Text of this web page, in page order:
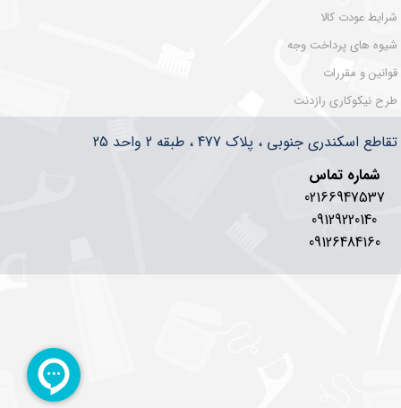
شرایط عودت کالا
شیوه های پرداخت وجه
قوانین و مقررات
طرح نیکوکاری رازدنت
جنوبی ، پلاک 477 ، طبقه 2 واحد 25
شماره تماس
02166947537
09129220140
09126484160